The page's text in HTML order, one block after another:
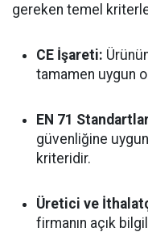
gereken temel
CE İşareti:
tamamen uygun
EN 71
güvenliğine
kriteridir.
Üretici ve
firmanın açık